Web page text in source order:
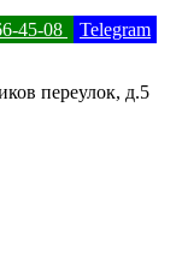
45-08
Telegram
переулок, д.5